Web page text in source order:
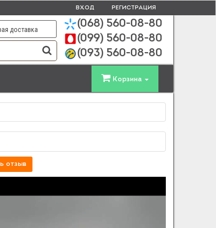
ВХОД РЕГИСТРАЦИЯ
доставка (068) 560-08-80
(099) 560-08-80
(093) 560-08-80
Корзина
отзыв